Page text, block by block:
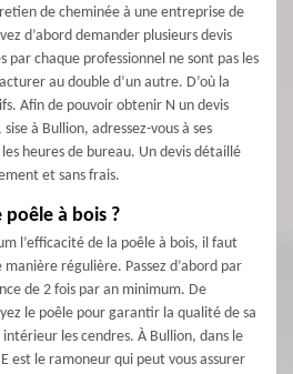
de cheminée à une entreprise de
d’abord demander plusieurs devis
par chaque professionnel ne sont pas les
au double d’un autre. D’où la
Afin de pouvoir obtenir N un devis
sise à Bullion, adressez-vous à ses
heures de bureau. Un devis détaillé
et sans frais.
à bois ?
l’efficacité de la poêle à bois, il faut
régulière. Passez d’abord par
de 2 fois par an minimum. De
le poêle pour garantir la qualité de sa
les cendres. À Bullion, dans le
est le ramoneur qui peut vous assurer